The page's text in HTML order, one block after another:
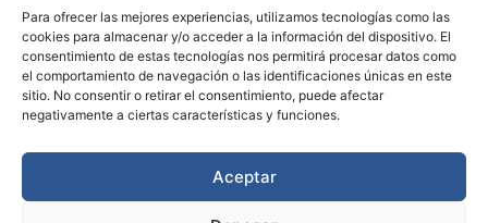
Para ofrecer las mejores experiencias, utilizamos tecnologías como las
cookies para almacenar y/o acceder a la información del dispositivo. El
consentimiento de estas tecnologías nos permitirá procesar datos como
el comportamiento de navegación o las identificaciones únicas en este
sitio. No consentir o retirar el consentimiento, puede afectar
negativamente a ciertas características y funciones.
Aceptar
De lunes a jueves
9:30-13:30 (atención telefónica) / 17:00-19:00
Viernes
9:30-13:30 (atención telefónica)
Julio